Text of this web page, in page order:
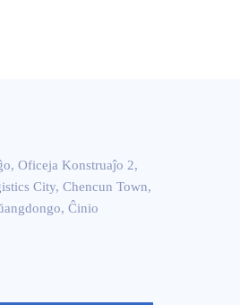
Oficeja Konstruaĵo 2,
City, Chencun Town,
Ĉinio